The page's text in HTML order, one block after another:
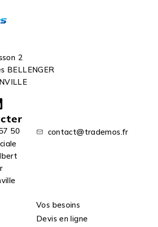
2
BELLENGER
50
contact@trademos.fr
Vos besoins
Devis en ligne